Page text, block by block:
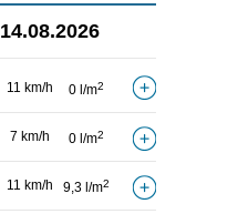
14.08.2026
11 km/h 0 l/m2
7 km/h 0 l/m2
11 km/h 9,3 l/m2